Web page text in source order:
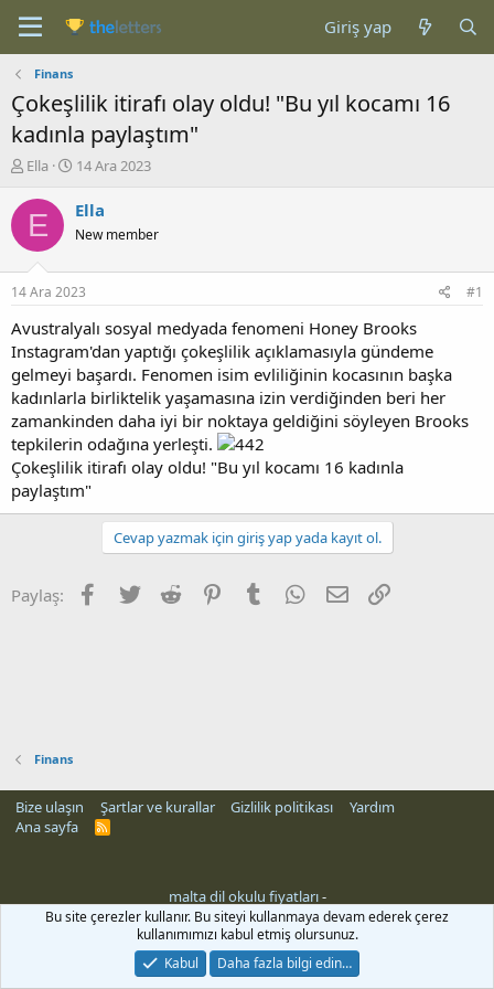
Giriş yap
Finans
Çokeşlilik itirafı olay oldu! "Bu yıl kocamı 16
kadınla paylaştım"
K
n
b
u
u
b
a
l
a
t
a
n
Ella
B
ş
a
g
ı
ç
t
a
r
i
h
i
14 Ara 2023
E Ella
New member
14 Ara 2023 #1
Avustralyalı sosyal medyada fenomeni Honey Brooks
Instagram'dan yaptığı çokeşlilik açıklamasıyla gündeme
gelmeyi başardı. Fenomen isim evliliğinin kocasının başka
kadınlarla birliktelik yaşamasına izin verdiğinden beri her
zamankinden daha iyi bir noktaya geldiğini söyleyen Brooks
tepkilerin odağına yerleşti.
Çokeşlilik itirafı olay oldu! "Bu yıl kocamı 16 kadınla
paylaştım"
Cevap yazmak için giriş yap yada kayıt ol.
Paylaş: Facebook
Twitter Reddit PinterestTumblr WhatsApp
E-posta
Finans
Bize ulaşın Şartlar ve kurallar Gizlilik politikası
Yardım
Ana sayfa
R
malta dil okulu fiyatları-
Bu site çerezler kullanır. Bu siteyi kullanmaya devam ederek çerez
kullanımımızı kabul etmiş olursunuz.
Kabul
Daha fazla bilgi edin…